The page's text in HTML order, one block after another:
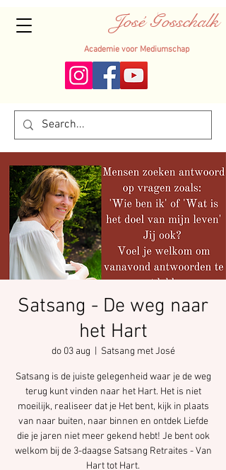
José Gosschalk
Academie voor Mediumschap
Satsang - De weg naar
het Hart
do 03 aug Satsang met José
Satsang is de juiste gelegenheid waar je de weg
terug kunt vinden naar het Hart. Het is niet
moeilijk, realiseer dat je Het bent, kijk in plaats
van naar buiten, naar binnen en ontdek Liefde
die je jaren niet meer gekend hebt! Je bent ook
welkom bij de 3-daagse Satsang Retraites - Van
Hart tot Hart.